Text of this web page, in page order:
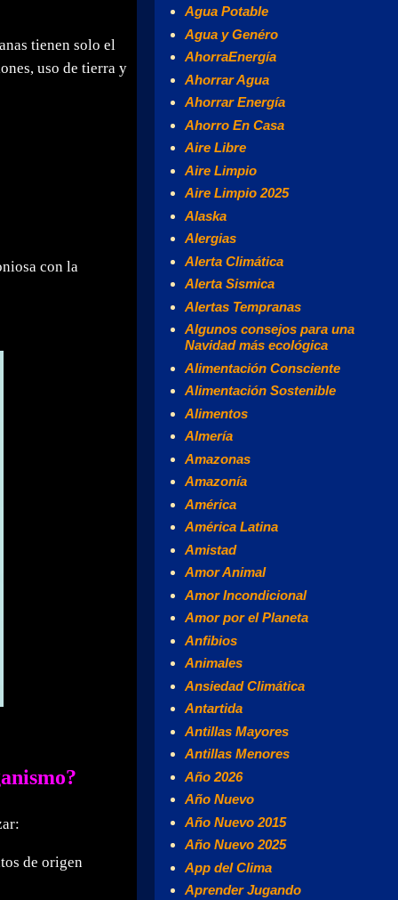
tienen solo el
uso de tierra y
con la
de origen
Agua Potable
Agua y Genéro
AhorraEnergía
Ahorrar Agua
Ahorrar Energía
Ahorro En Casa
Aire Libre
Aire Limpio
Aire Limpio 2025
Alaska
Alergias
Alerta Climática
Alerta Sismica
Alertas Tempranas
Algunos consejos para una
Navidad más ecológica
Alimentación Consciente
Alimentación Sostenible
Alimentos
Almería
Amazonas
Amazonía
América
América Latina
Amistad
Amor Animal
Amor Incondicional
Amor por el Planeta
Anfibios
Animales
Ansiedad Climática
Antartida
Antillas Mayores
Antillas Menores
Año 2026
Año Nuevo
Año Nuevo 2015
Año Nuevo 2025
App del Clima
Aprender Jugando